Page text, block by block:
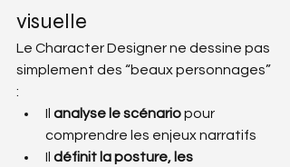
visuelle
Le Character Designer ne dessine pas
simplement des “beaux personnages”
:
Il analyse le scénario pour
comprendre les enjeux narratifs
Il définit la posture, les